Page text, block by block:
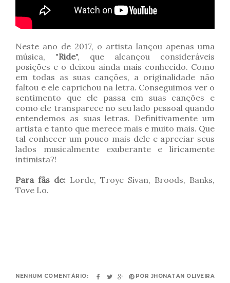
Neste ano de 2017, o artista lançou apenas uma
música, "Ride", que alcançou consideráveis
posições e o deixou ainda mais conhecido. Como
em todas as suas canções, a originalidade não
faltou e ele caprichou na letra. Conseguimos ver o
sentimento que ele passa em suas canções e
como ele transparece no seu lado pessoal quando
entendemos as suas letras. Definitivamente um
artista e tanto que merece mais e muito mais. Que
tal conhecer um pouco mais dele e apreciar seus
lados musicalmente exuberante e liricamente
intimista?!
Para fãs de: Lorde, Troye Sivan, Broods, Banks,
Tove Lo.
NENHUM COMENTÁRIO: POR JHONATAN OLIVEIRA